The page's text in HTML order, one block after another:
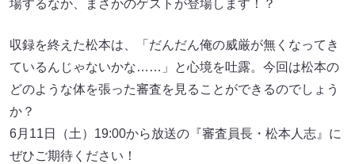
場するなか、まさかのゲストが登場します！？
収録を終えた松本は、「だんだん俺の威厳が無くなってき
ているんじゃないかな……」と心境を吐露。今回は松本の
どのような体を張った審査を見ることができるのでしょう
か？
6月11日（土）19:00から放送の『審査員長・松本人志』に
ぜひご期待ください！